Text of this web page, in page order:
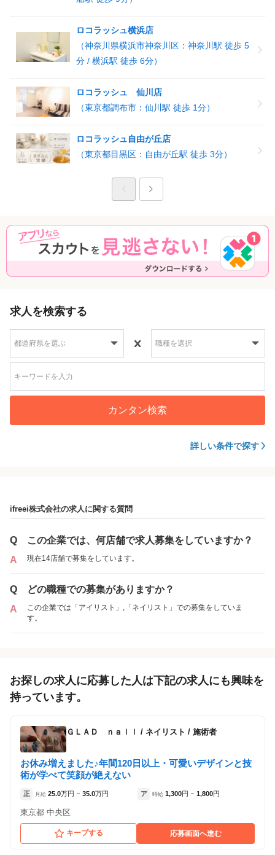
ロコラッシュ横浜店
（神奈川県横浜市神奈川区：神奈川駅 徒歩 5
分 / 横浜駅 徒歩 6分）
ロコラッシュ 仙川店
（東京都調布市：仙川駅 徒歩 1分）
ロコラッシュ自由が丘店
（東京都目黒区：自由が丘駅 徒歩 3分）
求人を検索する
カンタン検索
詳しい条件で探す
ifreei株式会社の求人に関する質問
Q
この企業では、何店舗で求人募集をしていますか？
A
現在14店舗で募集をしています。
Q
どの職種での募集がありますか？
A
この企業では「アイリスト」,「ネイリスト」での募集をしていま
す。
お探しの求人に応募した人は下記の求人にも興味を
持っています。
ＧＬＡＤ ｎａｉｌ / ネイリスト / 施術者
お休み増えました♪年間120日以上・可愛いデザインと技
術が学べて笑顔が絶えない
正 月給 25.0万円 ~ 35.0万円 ア 時給 1,300円 ~ 1,800円
東京都 中央区
キープする 応募画面へ進む